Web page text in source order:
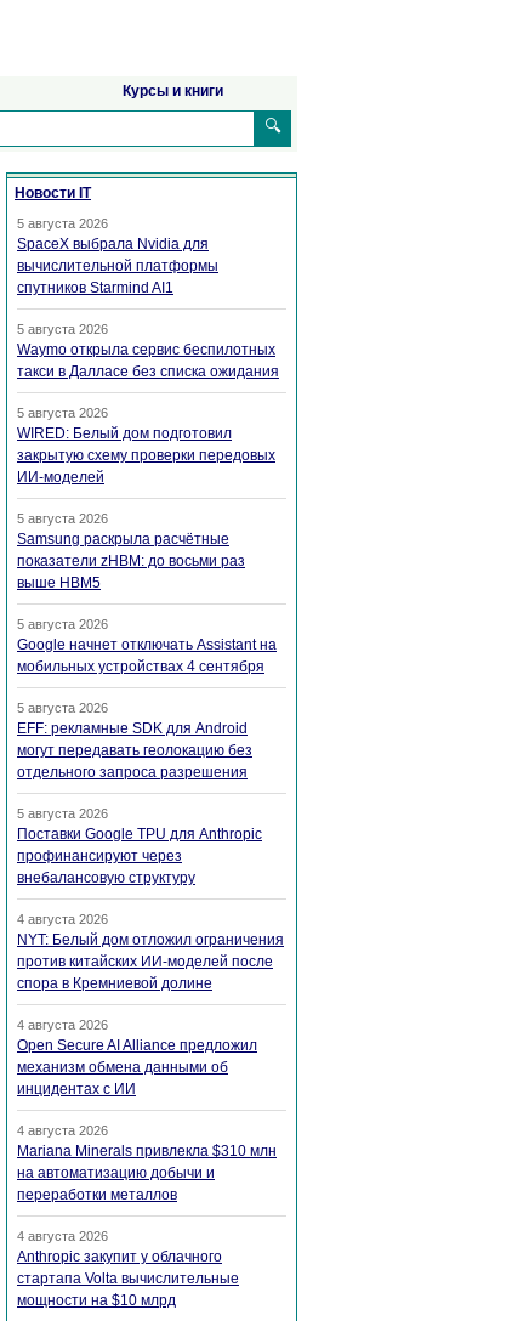
Курсы и книги
🔍
Новости IT
5 августа 2026
SpaceX выбрала Nvidia для
вычислительной платформы
спутников Starmind AI1
5 августа 2026
Waymo открыла сервис беспилотных
такси в Далласе без списка ожидания
5 августа 2026
WIRED: Белый дом подготовил
закрытую схему проверки передовых
ИИ-моделей
5 августа 2026
Samsung раскрыла расчётные
показатели zHBM: до восьми раз
выше HBM5
5 августа 2026
Google начнет отключать Assistant на
мобильных устройствах 4 сентября
5 августа 2026
EFF: рекламные SDK для Android
могут передавать геолокацию без
отдельного запроса разрешения
5 августа 2026
Поставки Google TPU для Anthropic
профинансируют через
внебалансовую структуру
4 августа 2026
NYT: Белый дом отложил ограничения
против китайских ИИ-моделей после
спора в Кремниевой долине
4 августа 2026
Open Secure AI Alliance предложил
механизм обмена данными об
инцидентах с ИИ
4 августа 2026
Mariana Minerals привлекла $310 млн
на автоматизацию добычи и
переработки металлов
4 августа 2026
Anthropic закупит у облачного
стартапа Volta вычислительные
мощности на $10 млрд